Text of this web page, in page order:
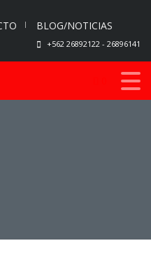
BLOG/NOTICIAS
+562 26892122 - 26896141